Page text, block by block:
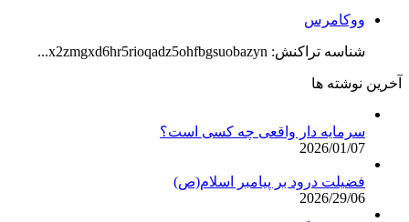
ووکامرس
شناسه تراکنش: x2zmgxd6hr5rioqadz5ohfbgsuobazyn...
آخرین نوشته ها
سرمایه دار واقعی چه کسی است؟
2026/01/07
فضیلت درود بر پیامبر اسلام(ص)
2026/29/06